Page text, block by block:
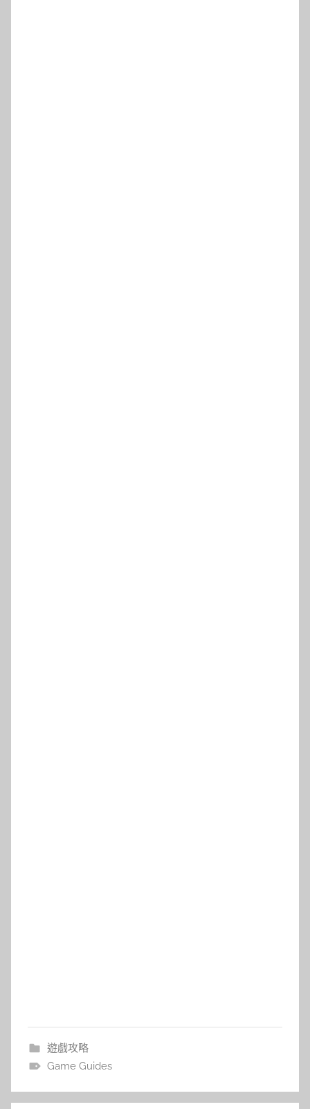
遊戲攻略
Game Guides